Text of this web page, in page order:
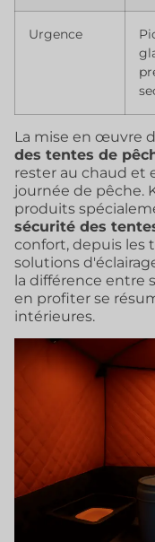
Urgence
La mise en œuvre
des tentes de
rester au chaud et
journée de pêche.
produits
sécurité des
confort, depuis les
solutions
la différence entre
en profiter se
intérieures.